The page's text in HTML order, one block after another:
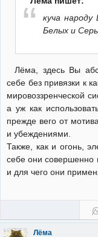
куча
Белых и
Лёма, здесь Вы
себе без привязки к
мировоззренческой
а уж как
прежде вего от
и убеждениями.
Также, как и огонь,
себе они совершенно
и для чего они
Лёма